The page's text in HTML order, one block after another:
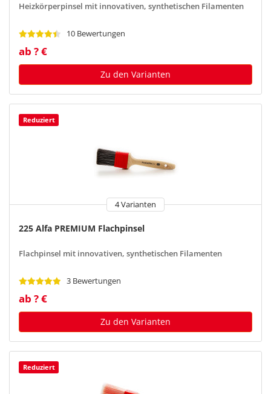
Heizkörperpinsel mit innovativen, synthetischen Filamenten
10 Bewertungen
ab ? €
Zu den Varianten
Reduziert
4 Varianten
225 Alfa PREMIUM Flachpinsel
Flachpinsel mit innovativen, synthetischen Filamenten
3 Bewertungen
ab ? €
Zu den Varianten
Reduziert